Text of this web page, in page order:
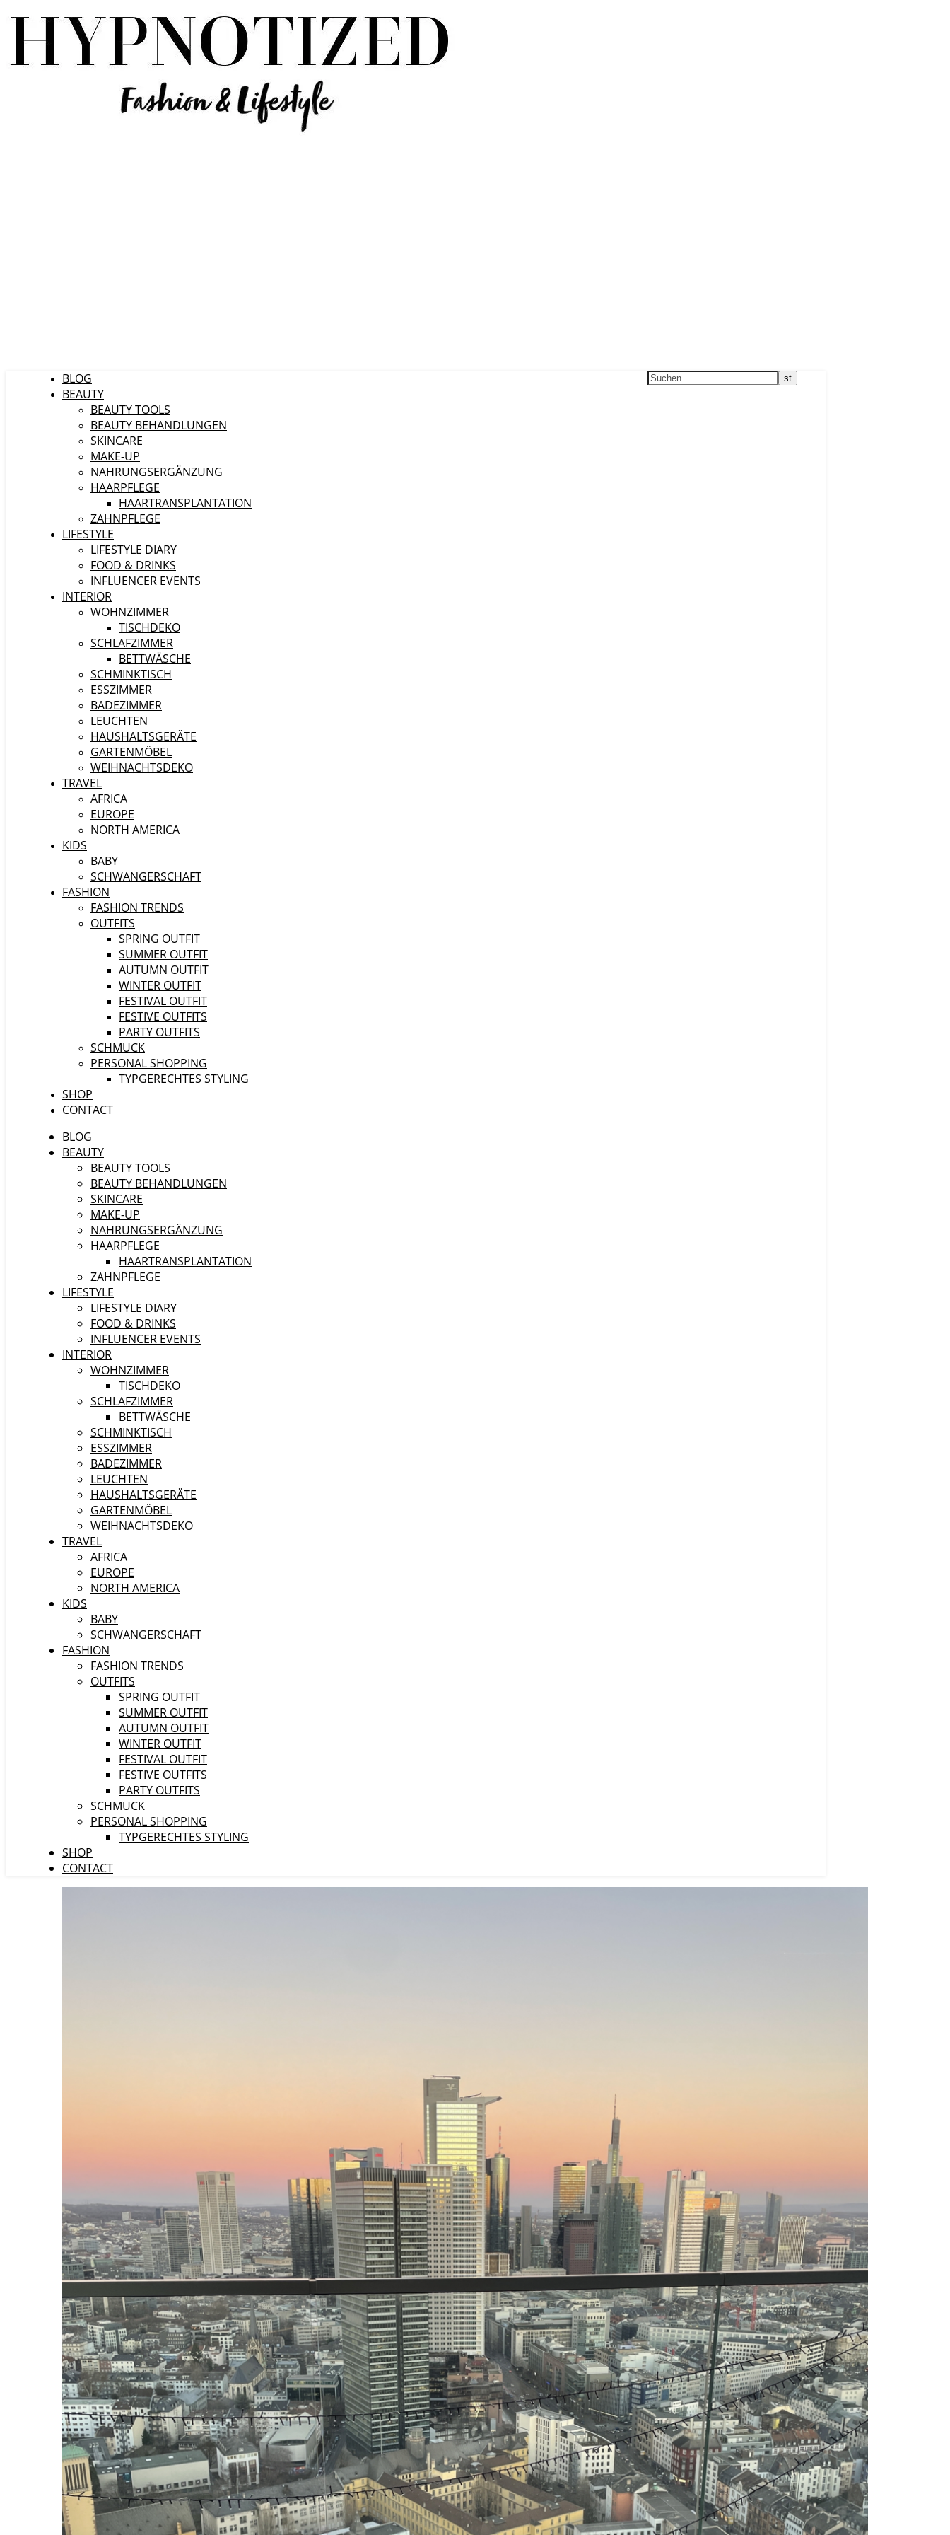
BLOG
BEAUTY
BEAUTY TOOLS
BEAUTY BEHANDLUNGEN
SKINCARE
MAKE-UP
NAHRUNGSERGÄNZUNG
HAARPFLEGE
HAARTRANSPLANTATION
ZAHNPFLEGE
LIFESTYLE
LIFESTYLE DIARY
FOOD & DRINKS
INFLUENCER EVENTS
INTERIOR
WOHNZIMMER
TISCHDEKO
SCHLAFZIMMER
BETTWÄSCHE
SCHMINKTISCH
ESSZIMMER
BADEZIMMER
LEUCHTEN
HAUSHALTSGERÄTE
GARTENMÖBEL
WEIHNACHTSDEKO
TRAVEL
AFRICA
EUROPE
NORTH AMERICA
KIDS
BABY
SCHWANGERSCHAFT
FASHION
FASHION TRENDS
OUTFITS
SPRING OUTFIT
SUMMER OUTFIT
AUTUMN OUTFIT
WINTER OUTFIT
FESTIVAL OUTFIT
FESTIVE OUTFITS
PARTY OUTFITS
SCHMUCK
PERSONAL SHOPPING
TYPGERECHTES STYLING
SHOP
CONTACT
BLOG
BEAUTY
BEAUTY TOOLS
BEAUTY BEHANDLUNGEN
SKINCARE
MAKE-UP
NAHRUNGSERGÄNZUNG
HAARPFLEGE
HAARTRANSPLANTATION
ZAHNPFLEGE
LIFESTYLE
LIFESTYLE DIARY
FOOD & DRINKS
INFLUENCER EVENTS
INTERIOR
WOHNZIMMER
TISCHDEKO
SCHLAFZIMMER
BETTWÄSCHE
SCHMINKTISCH
ESSZIMMER
BADEZIMMER
LEUCHTEN
HAUSHALTSGERÄTE
GARTENMÖBEL
WEIHNACHTSDEKO
TRAVEL
AFRICA
EUROPE
NORTH AMERICA
KIDS
BABY
SCHWANGERSCHAFT
FASHION
FASHION TRENDS
OUTFITS
SPRING OUTFIT
SUMMER OUTFIT
AUTUMN OUTFIT
WINTER OUTFIT
FESTIVAL OUTFIT
FESTIVE OUTFITS
PARTY OUTFITS
SCHMUCK
PERSONAL SHOPPING
TYPGERECHTES STYLING
SHOP
CONTACT